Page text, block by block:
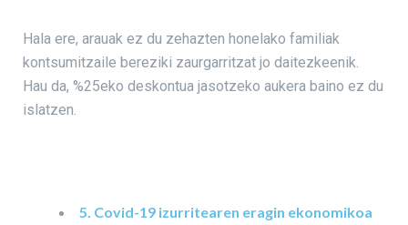
Hala ere, arauak ez du zehazten honelako familiak
kontsumitzaile bereziki zaurgarritzat jo daitezkeenik.
Hau da, %25eko deskontua jasotzeko aukera baino ez du
islatzen.
5. Covid-19 izurritearen eragin ekonomikoa